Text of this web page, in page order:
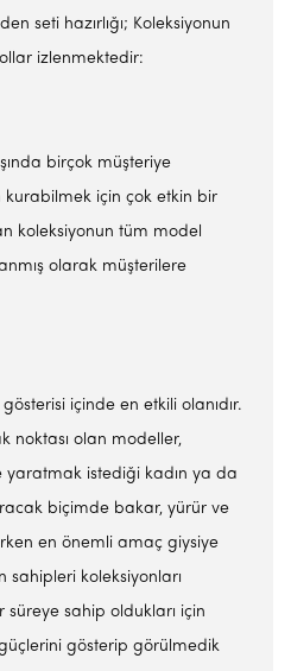
seti hazırlığı; Koleksiyonun
izlenmektedir:
birçok müşteriye
kurabilmek için çok etkin bir
koleksiyonun tüm model
olarak müşterilere
içinde en etkili olanıdır.
noktası olan modeller,
yaratmak istediği kadın ya da
biçimde bakar, yürür ve
en önemli amaç giysiye
sahipleri koleksiyonları
sahip oldukları için
gösterip görülmedik